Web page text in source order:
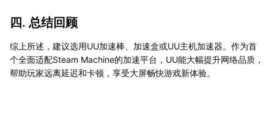
四. 总结回顾
综上所述，建议选用UU加速棒、加速盒或UU主机加速器。作为首
个全面适配Steam Machine的加速平台，UU能大幅提升网络品质，
帮助玩家远离延迟和卡顿，享受大屏畅快游戏新体验。